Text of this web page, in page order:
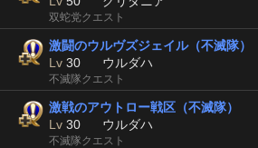
双蛇党クエスト
激闘のウルヴズジェイル（不滅隊）
Lv 30 ウルダハ
不滅隊クエスト
激戦のアウトロー戦区（不滅隊）
Lv 30 ウルダハ
不滅隊クエスト